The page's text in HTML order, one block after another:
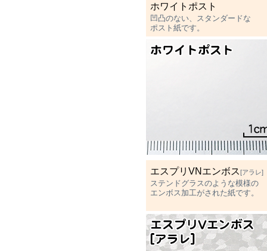
ホワイトポスト
凹凸のない、スタンダードな
ポスト紙です。
エスプリVNエンボス[アラレ]
ステンドグラスのような模様の
エンボス加工がされた紙です。